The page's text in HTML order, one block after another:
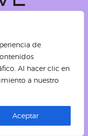
de
Al hacer clic en
a nuestro
Aceptar